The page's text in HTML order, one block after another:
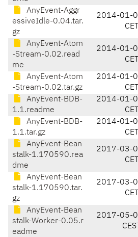
AnyEvent-Aggr
essiveIdle-0.04.tar.
gz
2014-01-
CET
AnyEvent-Atom
-Stream-0.02.read
me
2014-01-
CET
AnyEvent-Atom
-Stream-0.02.tar.gz
2014-01-
CET
AnyEvent-BDB-
1.1.readme
2014-01-
CET
AnyEvent-BDB-
1.1.tar.gz
2014-01-
CET
AnyEvent-Bean
stalk-1.170590.rea
dme
2017-03-
CET
AnyEvent-Bean
stalk-1.170590.tar.
gz
2017-03-
CET
AnyEvent-Bean
stalk-Worker-0.05.r
eadme
2017-05-
CEST